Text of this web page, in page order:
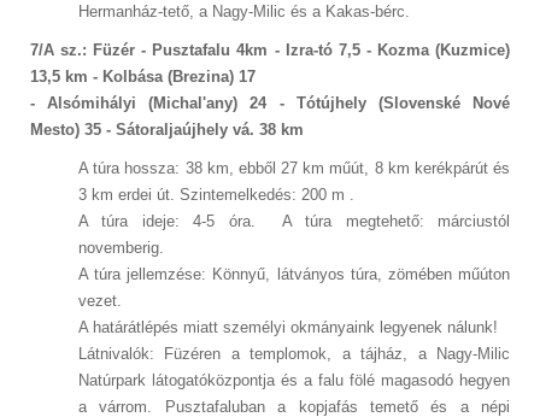
Hermanház-tető, a Nagy-Milic és a Kakas-bérc.
7/A sz.: Füzér - Pusztafalu 4km - Izra-tó 7,5 - Kozma (Kuzmice)
13,5 km - Kolbása (Brezina) 17
- Alsómihályi (Michal'any) 24 - Tótújhely (Slovenské Nové
Mesto) 35 - Sátoraljaújhely vá. 38 km
A túra hossza: 38 km, ebből 27 km műút, 8 km kerékpárút és
3 km erdei út. Szintemelkedés: 200 m .
A túra ideje: 4-5 óra. A túra megtehető: márciustól
novemberig.
A túra jellemzése: Könnyű, látványos túra, zömében műúton
vezet.
A határátlépés miatt személyi okmányaink legyenek nálunk!
Látnivalók: Füzéren a templomok, a tájház, a Nagy-Milic
Natúrpark látogatóközpontja és a falu fölé magasodó hegyen
a várrom. Pusztafaluban a kopjafás temető és a népi